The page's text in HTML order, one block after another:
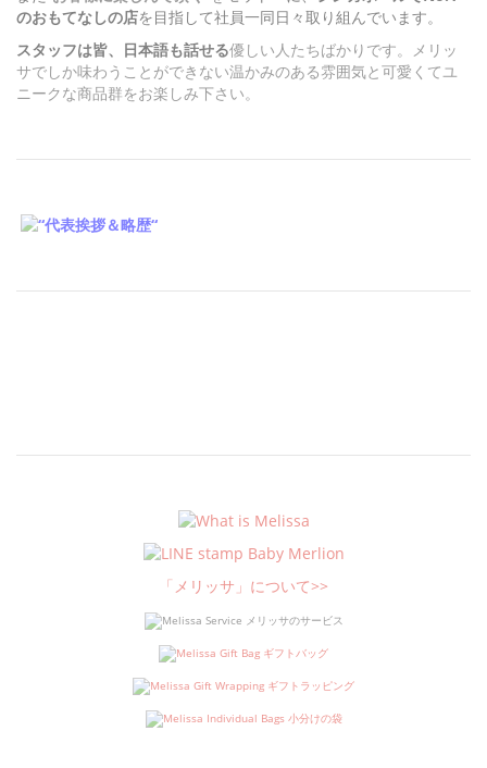
のおもてなしの店を目指して社員一同日々取り組んでいます。
スタッフは皆、日本語も話せる優しい人たちばかりです。メリッ
サでしか味わうことができない温かみのある雰囲気と可愛くてユ
ニークな商品群をお楽しみ下さい。
「メリッサ」について>>